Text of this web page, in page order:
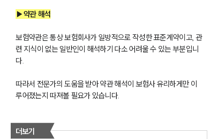
▶약관 해석
보험약관은 통상 보험회사가 일방적으로 작성한 표준계약이고, 관
련 지식이 없는 일반인이 해석하기 다소 어려울 수 있는 부분입니
다.
따라서 전문가의 도움을 받아 약관 해석이 보험사 유리하게만 이
루어졌는지 따져볼 필요가 있습니다.
더보기